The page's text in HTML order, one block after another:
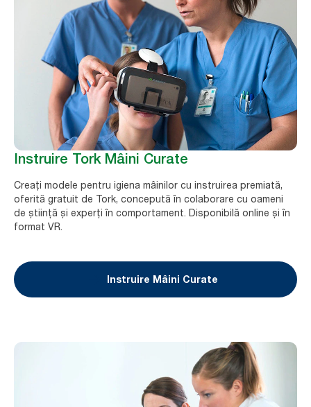
Instruire Tork Mâini Curate
Creați modele pentru igiena mâinilor cu instruirea premiată,
oferită gratuit de Tork, concepută în colaborare cu oameni
de știință și experți în comportament. Disponibilă online și în
format VR.
Instruire Mâini Curate